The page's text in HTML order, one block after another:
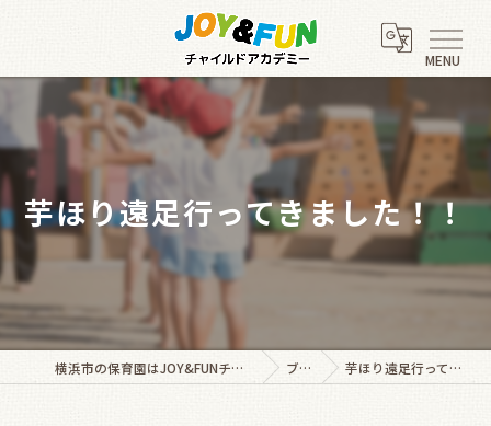
芋ほり遠足行ってきました！！
横浜市の保育園はJOY&FUNチャイルドアカデミー ブログ 芋ほり遠足行ってきました！！